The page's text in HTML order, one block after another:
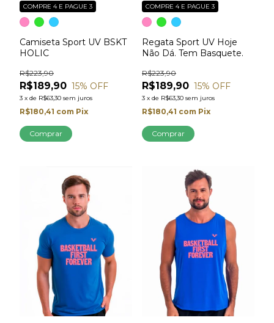
Camiseta Sport UV BSKT
HOLIC
R$189,90
R$223,90
15% OFF
3 x de R$63,30 sem juros
COMPRE 4 E PAGUE 3
R$180,41 com Pix
Comprar
Regata Sport UV Hoje
Não Dá. Tem Basquete.
R$189,90
R$223,90
15% OFF
3 x de R$63,30 sem juros
COMPRE 4 E PAGUE 3
R$180,41 com Pix
Comprar